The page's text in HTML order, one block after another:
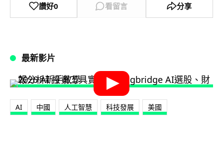
讚好0 看留言 分享
最新影片
AI 中國 人工智慧 科技發展 美國